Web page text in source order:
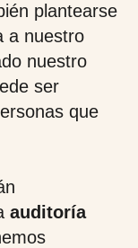
plantearse
a nuestro
nuestro
ser
que
auditoría